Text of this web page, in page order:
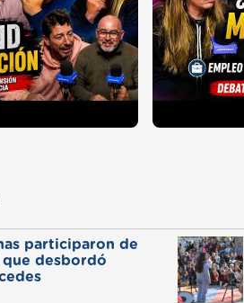
participaron de
que desbordó